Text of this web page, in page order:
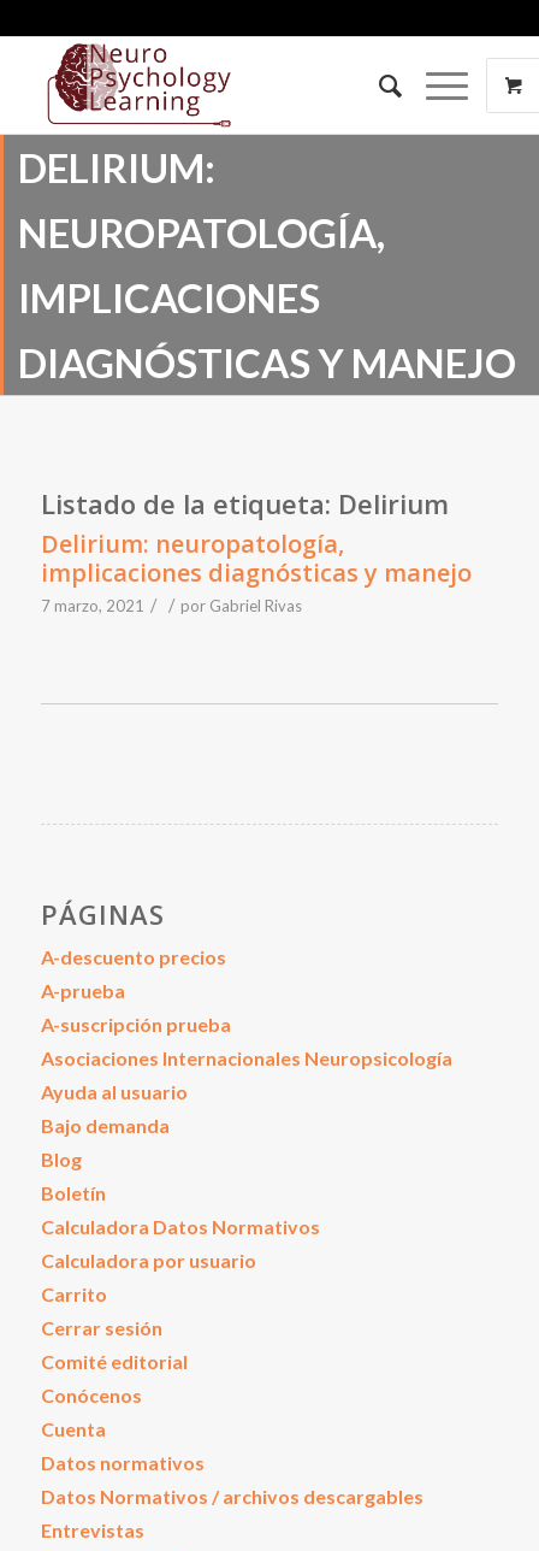
DELIRIUM:
NEUROPATOLOGÍA,
IMPLICACIONES
DIAGNÓSTICAS Y MANEJO
Listado de la etiqueta: Delirium
Delirium: neuropatología,
implicaciones diagnósticas y manejo
7 marzo, 2021 / / por Gabriel Rivas
PÁGINAS
A-descuento precios
A-prueba
A-suscripción prueba
Asociaciones Internacionales Neuropsicología
Ayuda al usuario
Bajo demanda
Blog
Boletín
Calculadora Datos Normativos
Calculadora por usuario
Carrito
Cerrar sesión
Comité editorial
Conócenos
Cuenta
Datos normativos
Datos Normativos / archivos descargables
Entrevistas